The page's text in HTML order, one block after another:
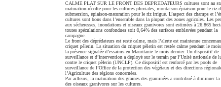
CALME PLAT SUR LE FRONT DES DEPREDATEURS cultures sont au
maturation-récolte pour les cultures pluviales, montaison-épiaison pour le riz
submersion, épiaison-maturation pour le riz irrigué. L’aspect des champs et
cultures sont bons dans l’ensemble dans la plupart des zones agricoles. Les
aux sécheresses, inondations et oiseaux granivores sont estimées à 26.865
toutes spéculations confondues soit 0,64% des surfaces emblavées pendant la
campagne.
Le front des déprédateurs est resté calme, mais l’alerte est maintenue
criquet pèlerin. La situation du criquet pèlerin est restée calme pendant le
la présence signalée d’essaims en Mauritanie le mois dernier. Un dispositif de
surveillance et d’intervention a déployé sur le terrain par l’Unité nationale de
contre le criquet pèlerin (UNCLP). Ce dispositif est renforcé par les pools de
surveillance de l’Office de la protection des végétaux et des directions
l’Agriculture des régions concernées.
Par ailleurs, la maturation des graines des graminées a contribué à diminuer la
des oiseaux granivores sur les cultures.